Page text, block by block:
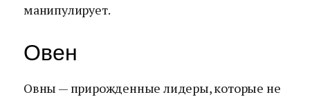
манипулирует.
Овен
Овны — прирожденные лидеры, которые не